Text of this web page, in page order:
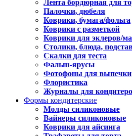
Лента бордюрная для
Палочки, дюбеля
Коврики, бумага/фольга
Коврики с разметкой
Коврики для эклеров/
Столики, блюда,
Скалки для теста
Фальш-ярусы
Фотофоны для выпечки
Флористика
Журналы для
Формы кондитерские
Молды силиконовые
Вайнеры силиконовые
Коврики для айсинга